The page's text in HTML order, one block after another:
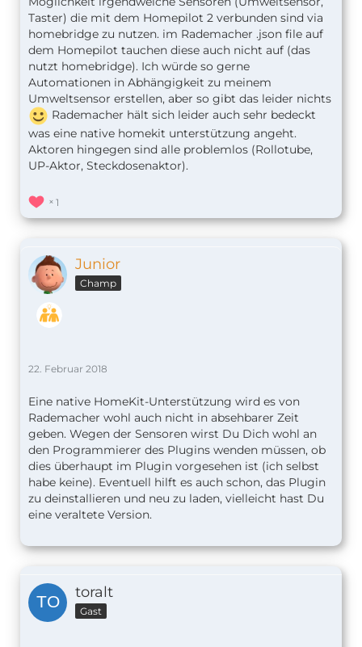
Taster) die mit dem Homepilot 2 verbunden sind via
homebridge zu nutzen. im Rademacher .json file auf
dem Homepilot tauchen diese auch nicht auf (das
nutzt homebridge). Ich würde so gerne
Automationen in Abhängigkeit zu meinem
Umweltsensor erstellen, aber so gibt das leider nichts
Rademacher hält sich leider auch sehr bedeckt
was eine native homekit unterstützung angeht.
Aktoren hingegen sind alle problemlos (Rollotube,
UP-Aktor, Steckdosenaktor).
1
Junior
Champ
22. Februar 2018
Eine native HomeKit-Unterstützung wird es von
Rademacher wohl auch nicht in absehbarer Zeit
geben. Wegen der Sensoren wirst Du Dich wohl an
den Programmierer des Plugins wenden müssen, ob
dies überhaupt im Plugin vorgesehen ist (ich selbst
habe keine). Eventuell hilft es auch schon, das Plugin
zu deinstallieren und neu zu laden, vielleicht hast Du
eine veraltete Version.
toralt
Gast